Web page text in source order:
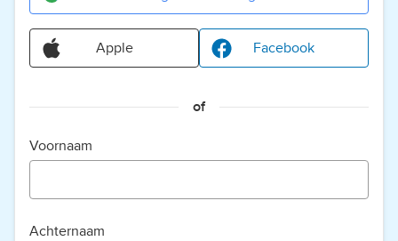
Apple Facebook
of
Voornaam
Achternaam